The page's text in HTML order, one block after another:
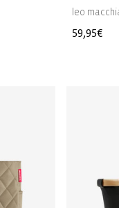
leo
Normale
59,95€